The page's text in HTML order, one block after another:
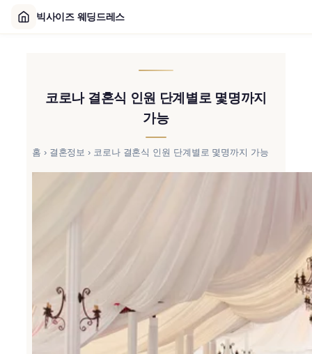
코로나 결혼식 인원 단계별로 몇명까지
가능
홈 › 결혼정보 › 코로나 결혼식 인원 단계별로 몇명까지 가능
빅사이즈 웨딩드레스